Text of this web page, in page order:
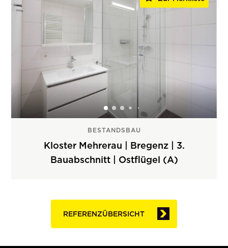
BESTANDSBAU
Kloster Mehrerau | Bregenz | 3.
Bauabschnitt | Ostflügel (A)
REFERENZÜBERSICHT